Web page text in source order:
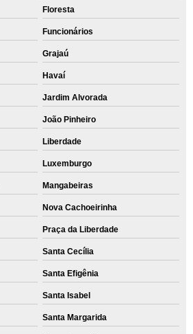
Floresta
Funcionários
Grajaú
Havaí
Jardim Alvorada
João Pinheiro
Liberdade
Luxemburgo
Mangabeiras
Nova Cachoeirinha
Praça da Liberdade
Santa Cecília
Santa Efigênia
Santa Isabel
Santa Margarida